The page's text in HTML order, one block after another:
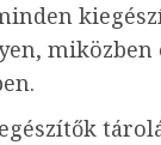
miközben